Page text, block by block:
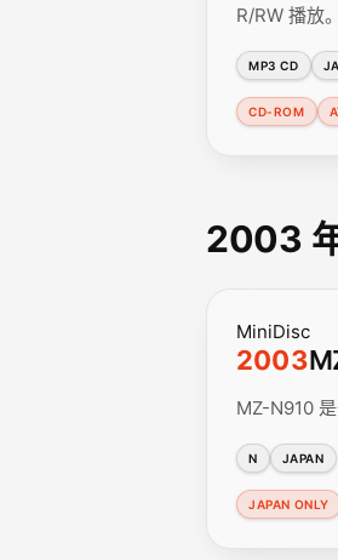
R/RW 播放。
MP3 CD
CD-ROM
2003
MiniDisc
2003
MZ-N910
N JAPAN
JAPAN ONLY